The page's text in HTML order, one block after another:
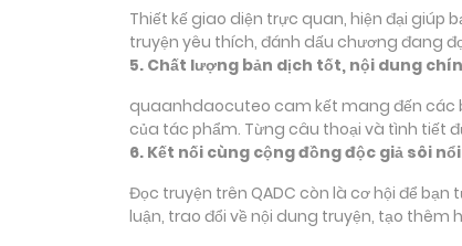
Thiết kế giao diện trực quan, hiện đại giúp
truyện yêu thích, đánh dấu chương đang
5. Chất lượng bản dịch tốt, nội dung
quaanhdaocuteo cam kết mang đến các
của tác phẩm. Từng câu thoại và tình tiết
6. Kết nối cùng cộng đồng độc giả sôi nổi
Đọc truyện trên QADC còn là cơ hội để
luận, trao đổi về nội dung truyện, tạo